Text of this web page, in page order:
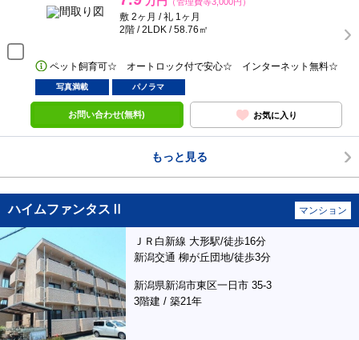
敷 2ヶ月 / 礼 1ヶ月
2階 / 2LDK / 58.76㎡
ペット飼育可☆ オートロック付で安心☆ インターネット無料☆
写真満載 パノラマ
お問い合わせ(無料) お気に入り
もっと見る
ハイムファンタスⅡ マンション
ＪＲ白新線 大形駅/徒歩16分
新潟交通 柳が丘団地/徒歩3分
新潟県新潟市東区一日市 35-3
3階建 / 築21年